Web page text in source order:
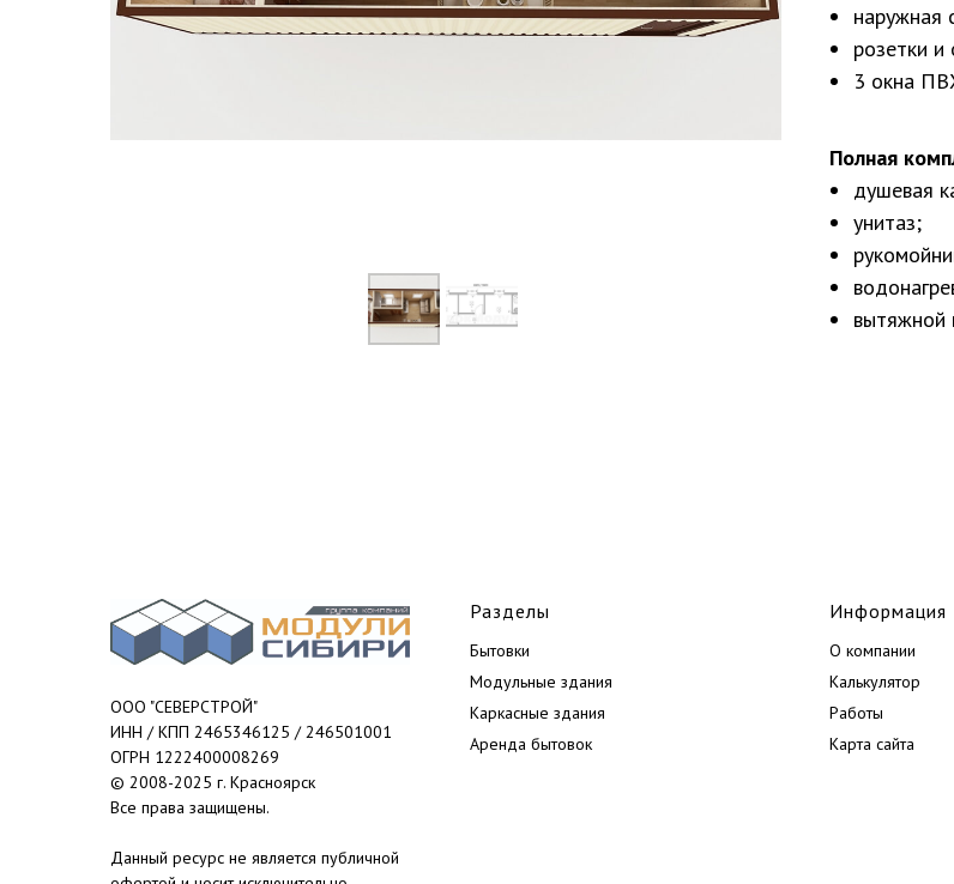
наружная
розетки
3 окна
Полная
душевая
унитаз;
вытяжной
ООО "СЕВЕРСТРОЙ"
ИНН / КПП 2465346125 / 246501001
ОГРН 1222400008269
© 2008-2025 г. Красноярск
Все права защищены.
Данный ресурс не является публичной
Разделы
Бытовки
Модульные здания
Каркасные здания
Аренда бытовок
Информация
О компании
Калькулятор
Работы
Карта сайта